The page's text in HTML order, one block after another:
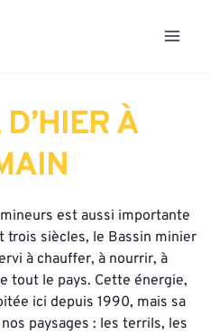
À
est aussi importante
siècles, le Bassin minier
à chauffer, à nourrir, à
tout le pays. Cette énergie,
ici depuis 1990, mais sa
paysages : les terrils, les